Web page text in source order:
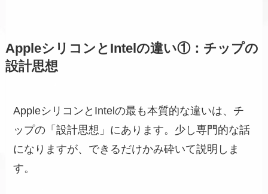
AppleシリコンとIntelの違い①：チップの
設計思想
AppleシリコンとIntelの最も本質的な違いは、チ
ップの「設計思想」にあります。少し専門的な話
になりますが、できるだけかみ砕いて説明しま
す。